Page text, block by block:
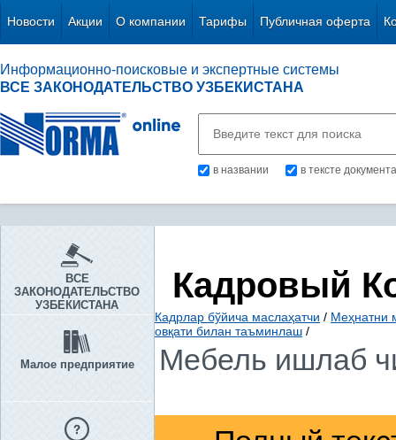
Новости Акции О компании Тарифы Публичная оферта
Информационно-поисковые и экспертные системы
ВСЕ ЗАКОНОДАТЕЛЬСТВО УЗБЕКИСТАНА
в названии в тексте документа
ВСЕ
ЗАКОНОДАТЕЛЬСТВО
УЗБЕКИСТАНА
Малое предприятие
Кадровый
Кадрлар бўйича маслаҳатчи / Меҳнатни
овқати билан таъминлаш /
Мебель ишлаб